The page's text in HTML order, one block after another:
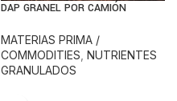
DAP GRANEL POR CAMIÓN
MATERIAS PRIMA /
COMMODITIES NUTRIENTES
GRANULADOS